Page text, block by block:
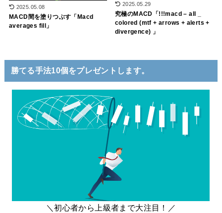
2025.05.08
MACD間を塗りつぶす「Macd
averages fill」
2025.05.29
究極のMACD「!!!macd – all _
colored (mtf + arrows + alerts +
divergence) 」
勝てる手法10個をプレゼントします。
＼初心者から上級者まで大注目！／